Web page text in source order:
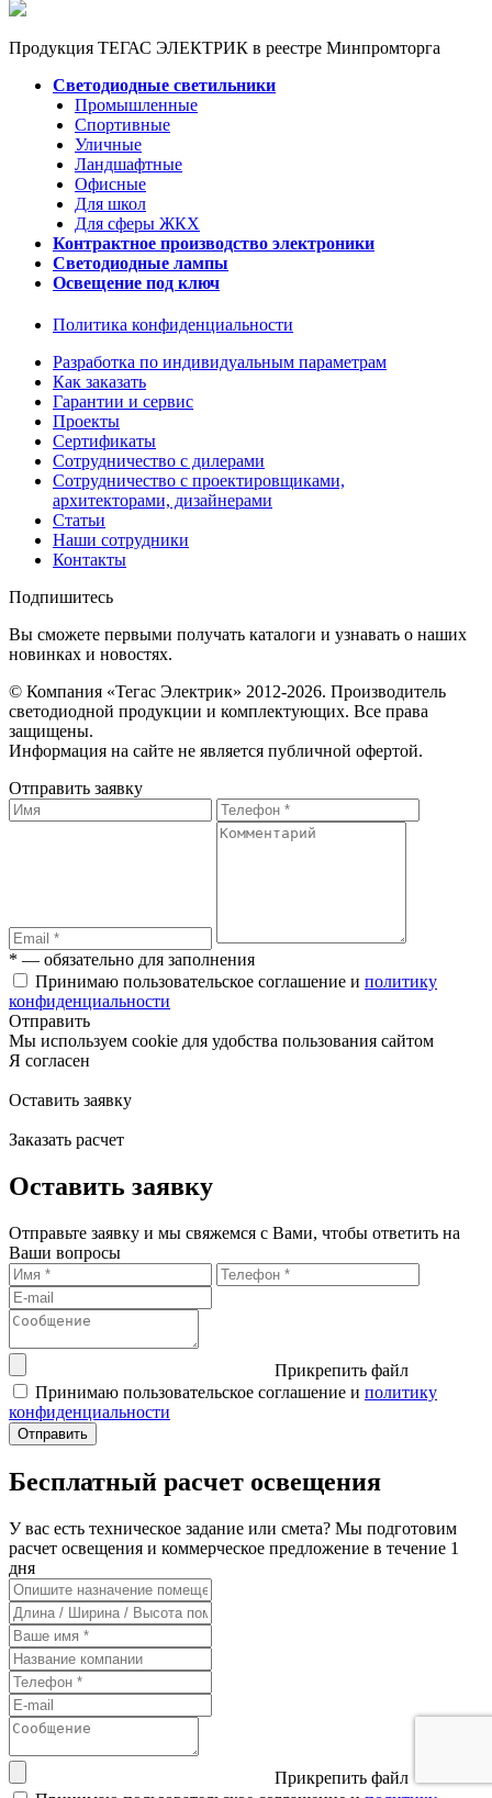
Продукция ТЕГАС ЭЛЕКТРИК в реестре Минпромторга
Светодиодные светильники
Промышленные
Спортивные
Уличные
Ландшафтные
Офисные
Для школ
Для сферы ЖКХ
Контрактное производство электроники
Светодиодные лампы
Освещение под ключ
Политика конфиденциальности
Разработка по индивидуальным параметрам
Как заказать
Гарантии и сервис
Проекты
Сертификаты
Сотрудничество с дилерами
Сотрудничество с проектировщиками,
архитекторами, дизайнерами
Статьи
Наши сотрудники
Контакты
Подпишитесь
Вы сможете первыми получать каталоги и узнавать о наших
новинках и новостях.
© Компания «Тегас Электрик» 2012-2026. Производитель
светодиодной продукции и комплектующих. Все права
защищены.
Информация на сайте не является публичной офертой.
Отправить заявку
* — обязательно для заполнения
Принимаю пользовательское соглашение и политику
конфиденциальности
Отправить
Мы используем cookie для удобства пользования сайтом
Я согласен
Оставить заявку
Заказать расчет
Оставить заявку
Отправьте заявку и мы свяжемся с Вами, чтобы ответить на
Ваши вопросы
Прикрепить файл
Принимаю пользовательское соглашение и политику
конфиденциальности
Бесплатный расчет освещения
У вас есть техническое задание или смета? Мы подготовим
расчет освещения и коммерческое предложение в течение 1
дня
Прикрепить файл